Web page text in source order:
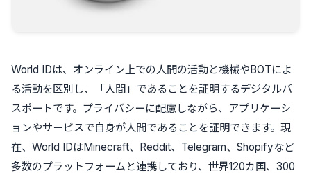
World IDは、オンライン上での人間の活動と機械やBOTによ
る活動を区別し、「人間」であることを証明するデジタルパ
スポートです。プライバシーに配慮しながら、アプリケーシ
ョンやサービスで自身が人間であることを証明できます。現
在、World IDはMinecraft、Reddit、Telegram、Shopifyなど
多数のプラットフォームと連携しており、世界120カ国、300